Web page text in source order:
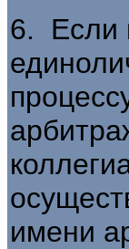
6. Если
имени